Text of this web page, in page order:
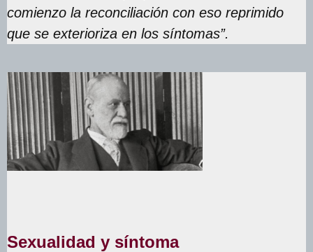
comienzo la reconciliación con eso reprimido
que se exterioriza en los síntomas”.
Sexualidad y síntoma